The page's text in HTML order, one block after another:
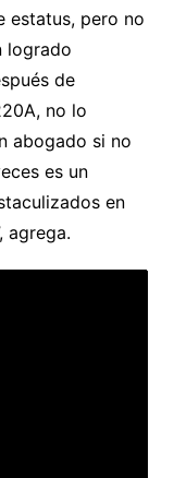
estatus, pero no
logrado
de
no lo
abogado si no
es un
en
agrega.